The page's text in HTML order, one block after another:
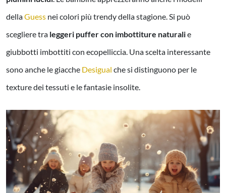
dellaGuess nei colori più trendy della stagione. Si può
scegliere tra leggeri puffer con imbottiture naturalie
giubbotti imbottiti con ecopelliccia. Una scelta interessante
sono anche le giacche Desigual che si distinguono per le
texture dei tessuti e le fantasie insolite.